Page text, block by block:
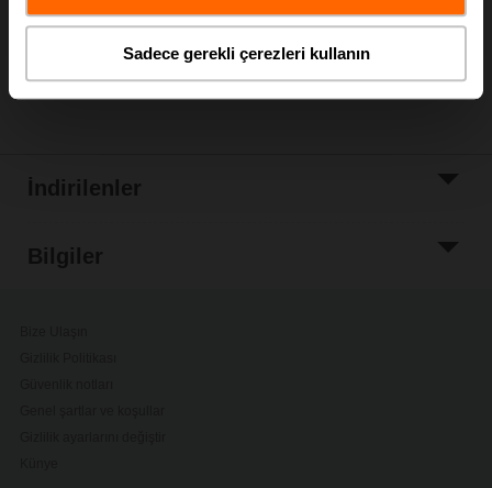
Sadece gerekli çerezleri kullanın
Proje listesine
Paylaş
İndirilenler
Bilgiler